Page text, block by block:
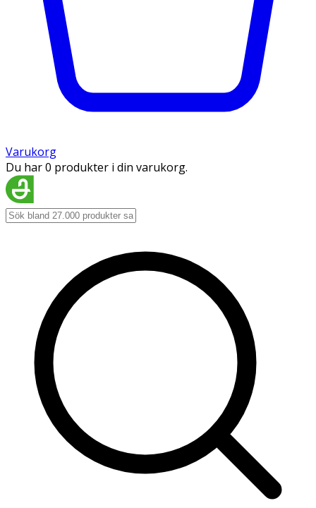
Varukorg
Du har 0 produkter i din varukorg.